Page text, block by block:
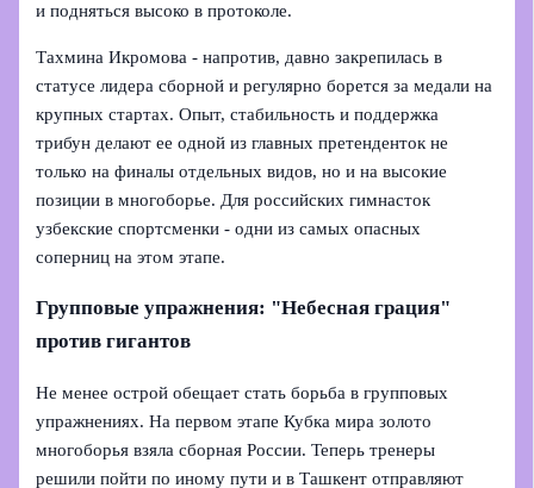
и подняться высоко в протоколе.
Тахмина Икромова - напротив, давно закрепилась в
статусе лидера сборной и регулярно борется за медали на
крупных стартах. Опыт, стабильность и поддержка
трибун делают ее одной из главных претенденток не
только на финалы отдельных видов, но и на высокие
позиции в многоборье. Для российских гимнасток
узбекские спортсменки - одни из самых опасных
соперниц на этом этапе.
Групповые упражнения: "Небесная грация"
против гигантов
Не менее острой обещает стать борьба в групповых
упражнениях. На первом этапе Кубка мира золото
многоборья взяла сборная России. Теперь тренеры
решили пойти по иному пути и в Ташкент отправляют